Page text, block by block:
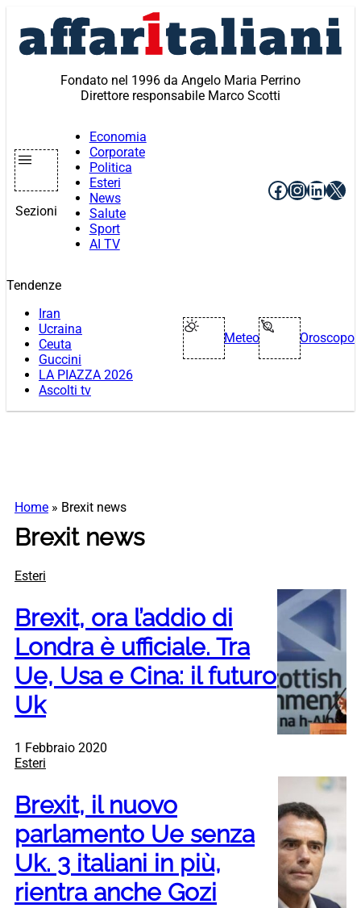
contenuto
Fondato nel 1996 da Angelo Maria Perrino
Direttore responsabile Marco Scotti
Sezioni
Economia
Corporate
Politica
Esteri
News
Salute
Sport
AI TV
Facebook
X
Tendenze
Iran
Ucraina
Ceuta
Guccini
LA PIAZZA 2026
Ascolti tv
Meteo Oroscopo
Home » Brexit news
Brexit news
Esteri
Brexit, ora l’addio di
Londra è ufficiale. Tra
Ue, Usa e Cina: il futuro
Uk
1 Febbraio 2020
Esteri
Brexit, il nuovo
parlamento Ue senza
Uk. 3 italiani in più,
rientra anche Gozi